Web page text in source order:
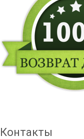
Контакты